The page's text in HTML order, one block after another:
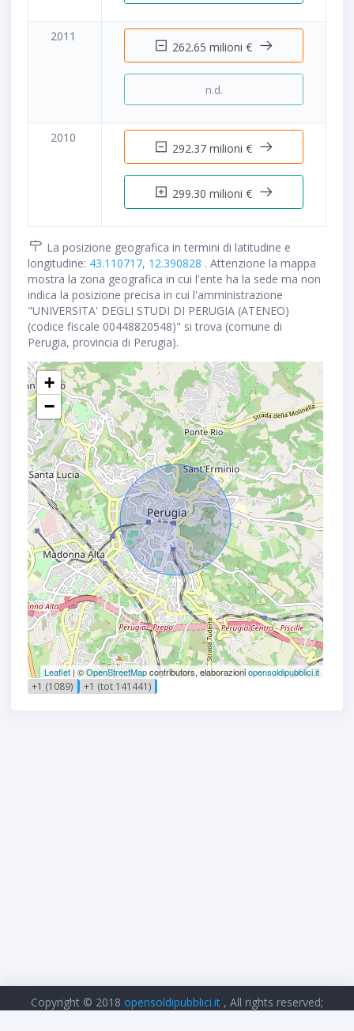
2011
262.65 milioni €
n.d.
2010
292.37 milioni €
299.30 milioni €
La posizione geografica in termini di latitudine e
longitudine: 43.110717, 12.390828 . Attenzione la mappa
mostra la zona geografica in cui l'ente ha la sede ma non
indica la posizione precisa in cui l'amministrazione
"UNIVERSITA' DEGLI STUDI DI PERUGIA (ATENEO)
(codice fiscale 00448820548)" si trova (comune di
Perugia, provincia di Perugia).
+
−
Leaflet| ©OpenStreetMapcontributors, elaborazioniopensoldipubblici.it
+1 (1089)
+1 (tot 141441)
Copyright © 2018 opensoldipubblici.it , All rights reserved;